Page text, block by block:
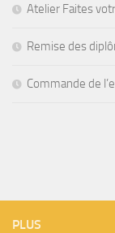
Atelier Faites
Remise des
Commande de
PLUS